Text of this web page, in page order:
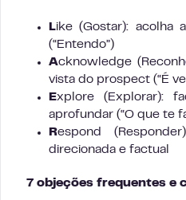
Like (Gostar): acolha
(“Entendo”)
Acknowledge
vista do prospect (“É
Explore (Explorar):
aprofundar (“O que te
Respond
direcionada e factual
7 objeções frequentes e